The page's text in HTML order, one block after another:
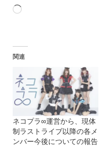
読
込
み
中…
関連
ネコプラ∞運営から、現体
制ラストライブ以降の各メ
ンバー今後についての報告